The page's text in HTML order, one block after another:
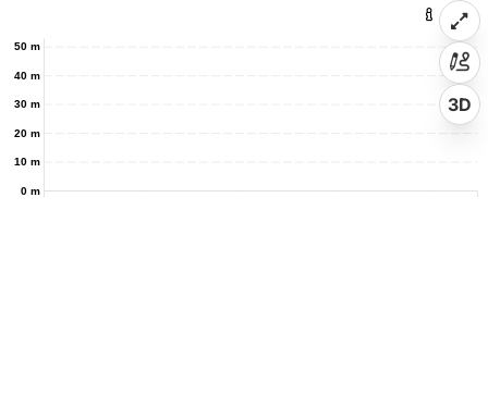
0 m
10 m
20 m
30 m
40 m
50 m
3D